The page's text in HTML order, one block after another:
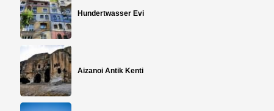
Hundertwasser Evi
Aizanoi Antik Kenti